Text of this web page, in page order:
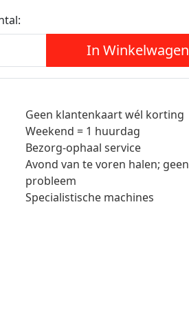
In Winkelwagen
Geen klantenkaart wél korting
Weekend = 1 huurdag
Bezorg-ophaal service
Avond van te voren halen; geen
probleem
Specialistische machines